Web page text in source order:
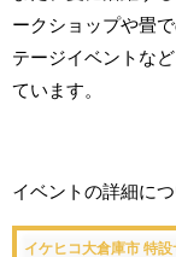
ークショップや畳
テージイベントな
ています。
イベントの詳細に
イケヒコ大倉庫市 特設